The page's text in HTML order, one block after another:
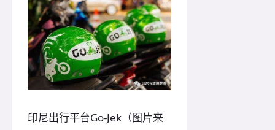
印尼出行平台Go-Jek（图片来